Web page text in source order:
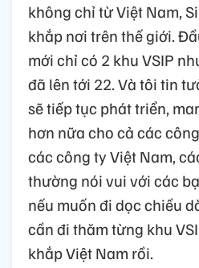
không chỉ từ Việt Nam,
khắp nơi trên thế giới.
mới chỉ có 2 khu VSIP
đã lên tới 22. Và tôi tin
sẽ tiếp tục phát triển,
hơn nữa cho cả các
các công ty Việt Nam,
thường nói vui với các
nếu muốn đi dọc chiều
cần đi thăm từng khu
khắp Việt Nam rồi.